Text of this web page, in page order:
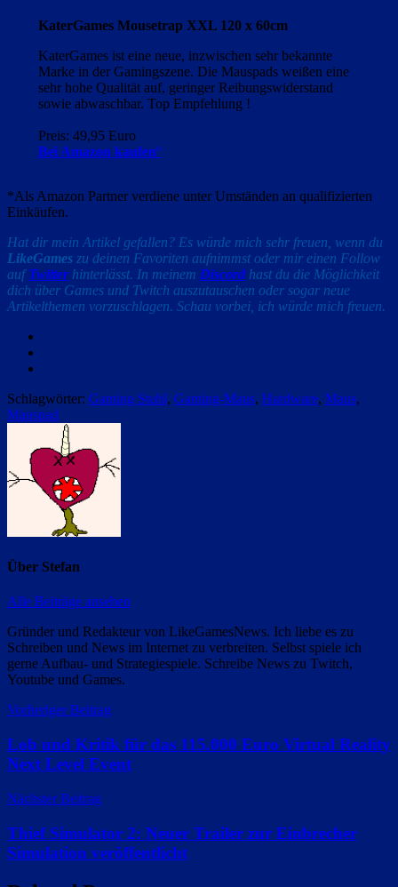
KaterGames Mousetrap XXL 120 x 60cm
KaterGames ist eine neue, inzwischen sehr bekannte
Marke in der Gamingszene. Die Mauspads weißen eine
sehr hohe Qualität auf, geringer Reibungswiderstand
sowie abwaschbar. Top Empfehlung !
Preis: 49,95 Euro
Bei Amazon kaufen°
*Als Amazon Partner verdiene unter Umständen an qualifizierten
Einkäufen.
Hat dir mein Artikel gefallen? Es würde mich sehr freuen, wenn du
LikeGames zu deinen Favoriten aufnimmst oder mir einen Follow
aufTwitter hinterlässt. In meinem Discord hast du die Möglichkeit
dich über Games und Twitch auszutauschen oder sogar neue
Artikelthemen vorzuschlagen. Schau vorbei, ich würde mich freuen.
Schlagwörter: Gaming Stuhl, Gaming-Maus, Hardware, Maus,
Mauspad
Über Stefan
Alle Beiträge ansehen
Gründer und Redakteur von LikeGamesNews. Ich liebe es zu
Schreiben und News im Internet zu verbreiten. Selbst spiele ich
gerne Aufbau- und Strategiespiele. Schreibe News zu Twitch,
Youtube und Games.
Beitragsnavigation
Vorheriger Beitrag
Lob und Kritik für das 115.000 Euro Virtual Reality
Next Level Event
Nächster Beitrag
Thief Simulator 2: Neuer Trailer zur Einbrecher
Simulation veröffentlicht